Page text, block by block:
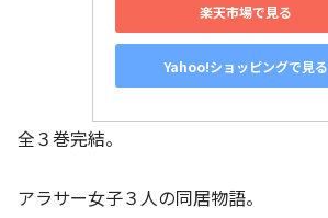
楽天市場で見る
Yahoo!ショッピングで見る
全３巻完結。
アラサー女子３人の同居物語。